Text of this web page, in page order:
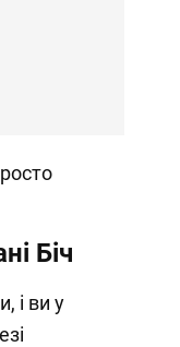
Біч
і ви у